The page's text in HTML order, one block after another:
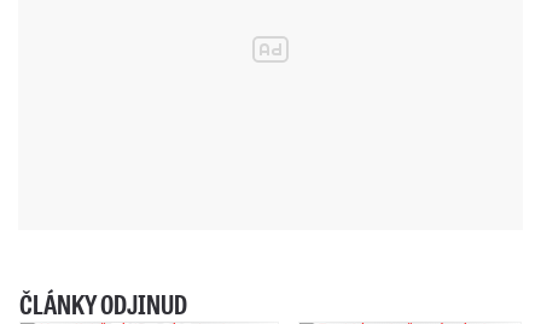
ČLÁNKY ODJINUD